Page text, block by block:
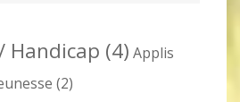
Handicap (4) Applis
(2)